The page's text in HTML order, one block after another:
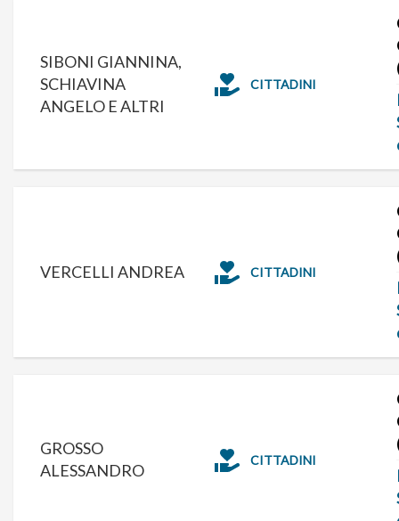
SIBONI GIANNINA,
SCHIAVINA
ANGELO E ALTRI
CITTADINI
VERCELLI ANDREA CITTADINI
GROSSO
ALESSANDRO
CITTADINI